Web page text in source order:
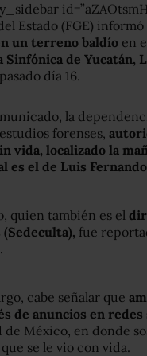
Estado (FGE)
un terreno baldío en
Sinfónica de Yucatán,
día 16.
la
forenses,
vida, localizado la
es el de Luis
quien también es el
fue
cabe señalar que
de anuncios en redes
de México, en donde
se le vio con vida.